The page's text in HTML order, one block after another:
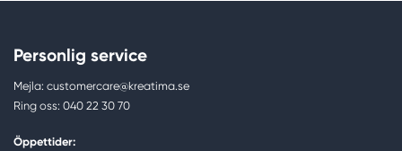
Personlig service
Mejla: customercare@kreatima.se
Ring oss: 040 22 30 70
Öppettider: